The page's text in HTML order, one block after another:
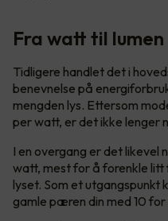
Fra watt til lumen
Tidligere handlet det i
benevnelse på
mengden lys. Ettersom
per watt, er det ikke lenger
I en overgang er det likevel
watt, mest for å forenkle litt
lyset. Som et utgangspunkt
gamle pæren din med 10